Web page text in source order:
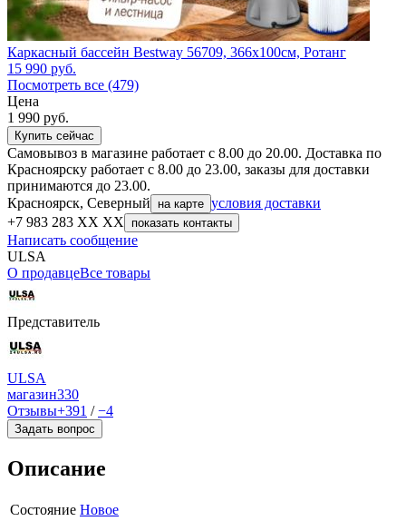
Каркасный бассейн Bestway 56709, 366х100см, Ротанг
15 990 руб.
Посмотреть все (479)
Цена
1 990 руб.
Купить сейчас
Самовывоз в магазине работает с 8.00 до 20.00. Доставка по
Красноярску работает с 8.00 до 23.00, заказы для доставки
принимаются до 23.00.
Красноярск, Северный
на карте условия доставки
+7 983 283 XX XX
показать контакты
Написать сообщение
ULSA
О продавцеВсе товары
Представитель
ULSA
магазин330
Отзывы+391 /−4
Задать вопрос
Описание
Состояние Новое